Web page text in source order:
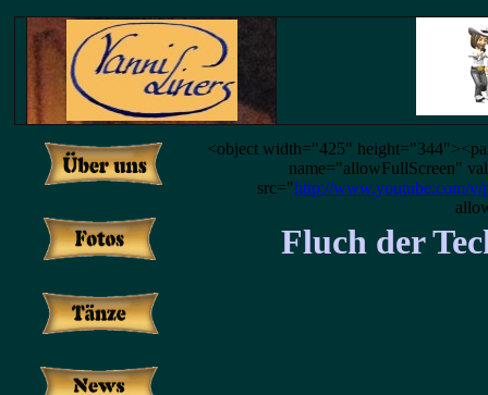
<object width="425"
name="allowFullScreen"
src="http://www.youtube.com/
Fluch der